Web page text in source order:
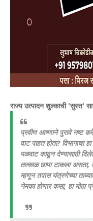
राज्य उत्पादन शुल्काची 'सुस्त'
​प्रवीण आण्णाने पुरावे नष्ट
वाट पाहत होता? विभागाचा
पळवाट काढून देण्यासाठी
तत्काळ छापा टाकला
म्हणून तपास यंत्रणेच्या
नेमका होणार कसा, हा मोठा